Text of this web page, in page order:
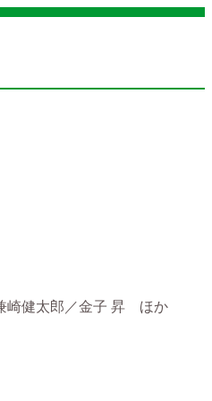
崎健太郎／金子 昇 ほか